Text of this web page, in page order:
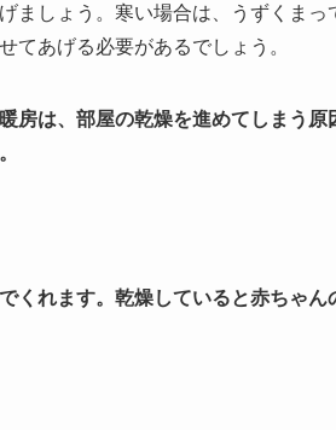
ましょう。寒い場合は、うずくまっ
てあげる必要があるでしょう。
房は、部屋の乾燥を進めてしまう原
くれます。乾燥していると赤ちゃん